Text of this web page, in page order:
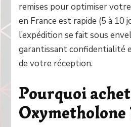
remises pour optimiser
en France est rapide (5 à 10
l’expédition se fait sous
garantissant
de votre réception.
Pourquoi
Oxymetholone